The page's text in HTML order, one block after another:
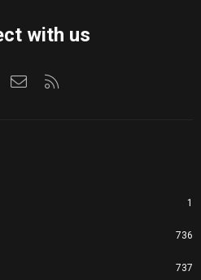
with us
FacebookKontaktirajte nas
1
736
737